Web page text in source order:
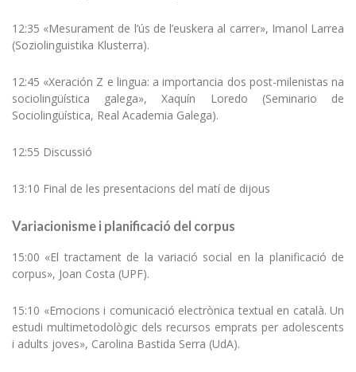
12:35 «Mesurament de l’ús de l’euskera al carrer», Imanol Larrea
(Soziolinguistika Klusterra).
12:45 «Xeración Z e lingua: a importancia dos post-milenistas na
sociolingüística galega», Xaquín Loredo (Seminario de
Sociolingüística, Real Academia Galega).
12:55 Discussió
13:10 Final de les presentacions del matí de dijous
Variacionisme i planificació del corpus
15:00 «El tractament de la variació social en la planificació de
corpus», Joan Costa (UPF).
15:10 «Emocions i comunicació electrònica textual en català. Un
estudi multimetodològic dels recursos emprats per adolescents
i adults joves», Carolina Bastida Serra (UdA).